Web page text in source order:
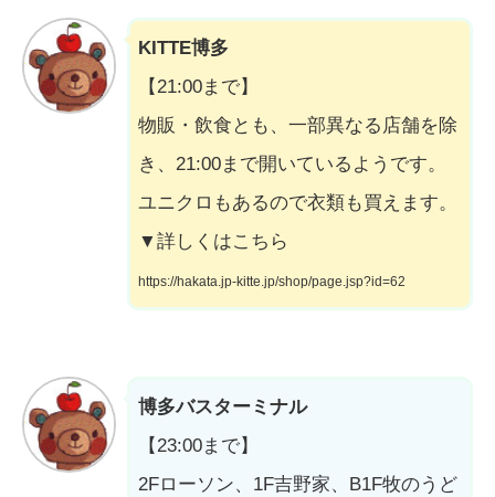
KITTE博多
【21:00まで】
物販・飲食とも、一部異なる店舗を除
き、21:00まで開いているようです。
ユニクロもあるので衣類も買えます。
▼詳しくはこちら
https://hakata.jp-kitte.jp/shop/page.jsp?id=62
博多バスターミナル
【23:00まで】
2Fローソン、1F吉野家、B1F牧のうど